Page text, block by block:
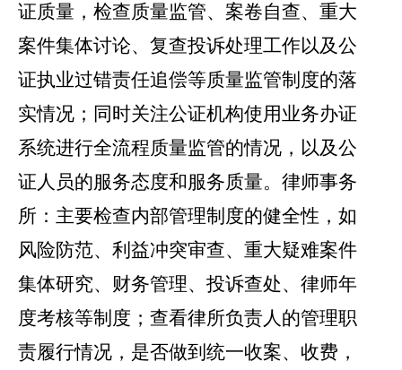
证质量，检查质量监管、案卷自查、重大
案件集体讨论、复查投诉处理工作以及公
证执业过错责任追偿等质量监管制度的落
实情况；同时关注公证机构使用业务办证
系统进行全流程质量监管的情况，以及公
证人员的服务态度和服务质量。律师事务
所：主要检查内部管理制度的健全性，如
风险防范、利益冲突审查、重大疑难案件
集体研究、财务管理、投诉查处、律师年
度考核等制度；查看律所负责人的管理职
责履行情况，是否做到统一收案、收费，